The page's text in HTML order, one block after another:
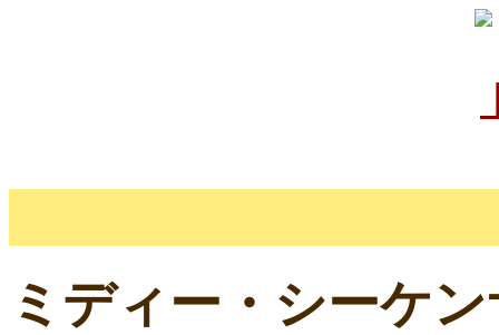
ミディー・シーケ